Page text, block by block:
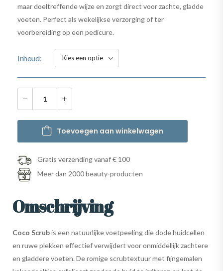
maar doeltreffende wijze en zorgt direct voor zachte, gladde
voeten. Perfect als wekelijkse verzorging of ter
voorbereiding op een pedicure.
Inhoud
Toevoegen aan winkelwagen
Gratis verzending vanaf € 100
Meer dan 2000 beauty-producten
Omschrijving
Coco Scrubis een natuurlijke voetpeeling die dode huidcellen
en ruwe plekken effectief verwijdert voor onmiddellijk zachtere
en gladdere voeten. De romige scrubtextuur met fijngemalen